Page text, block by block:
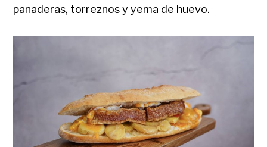
panaderas, torreznos y yema de huevo.